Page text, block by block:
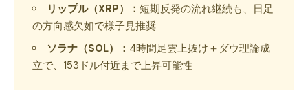
リップル（XRP）： 短期反発の流れ継続も、日足
の方向感欠如で様子見推奨
ソラナ（SOL）： 4時間足雲上抜け＋ダウ理論成
立で、153ドル付近まで上昇可能性